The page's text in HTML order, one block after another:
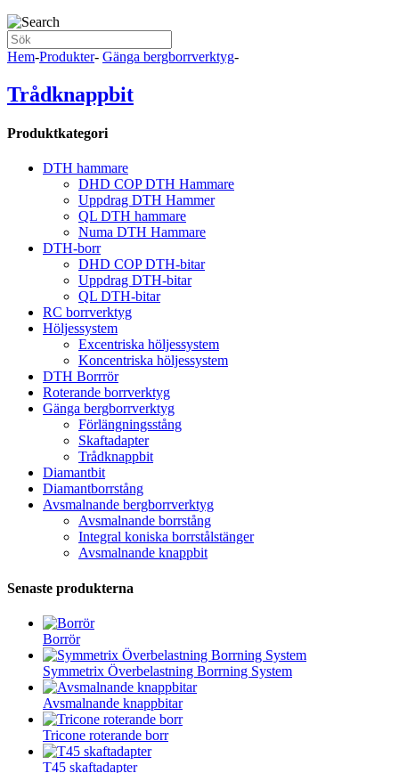
Hem-Produkter- Gänga bergborrverktyg-
Trådknappbit
Produktkategori
DTH hammare
DHD COP DTH Hammare
Uppdrag DTH Hammer
QL DTH hammare
Numa DTH Hammare
DTH-borr
DHD COP DTH-bitar
Uppdrag DTH-bitar
QL DTH-bitar
RC borrverktyg
Höljessystem
Excentriska höljessystem
Koncentriska höljessystem
DTH Borrrör
Roterande borrverktyg
Gänga bergborrverktyg
Förlängningsstång
Skaftadapter
Trådknappbit
Diamantbit
Diamantborrstång
Avsmalnande bergborrverktyg
Avsmalnande borrstång
Integral koniska borrstålstänger
Avsmalnande knappbit
Senaste produkterna
Borrör
Symmetrix Överbelastning Borrning System
Avsmalnande knappbitar
Tricone roterande borr
T45 skaftadapter